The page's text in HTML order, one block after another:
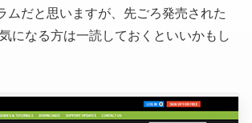
ムだと思いますが、先ごろ発売された
になる方は一読しておくといいかもし